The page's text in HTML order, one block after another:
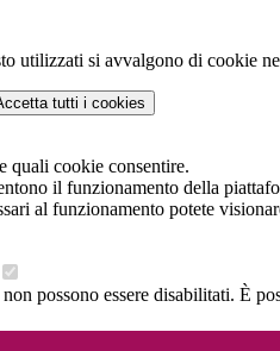
utilizzati si avvalgono di cookie
tutti i cookies
quali cookie consentire.
il funzionamento della
al funzionamento potete
possono essere disabilitati. È